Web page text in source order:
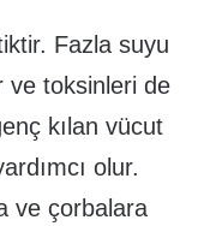
Fazla suyu
ve toksinleri de
kılan vücut
olur.
ve çorbalara